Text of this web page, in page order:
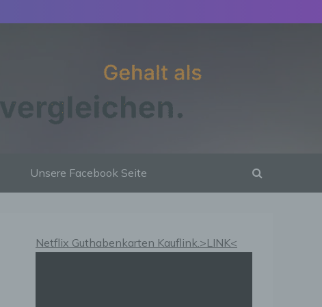
Unsere Facebook Seite
Netflix Guthabenkarten Kauflink.>LINK<